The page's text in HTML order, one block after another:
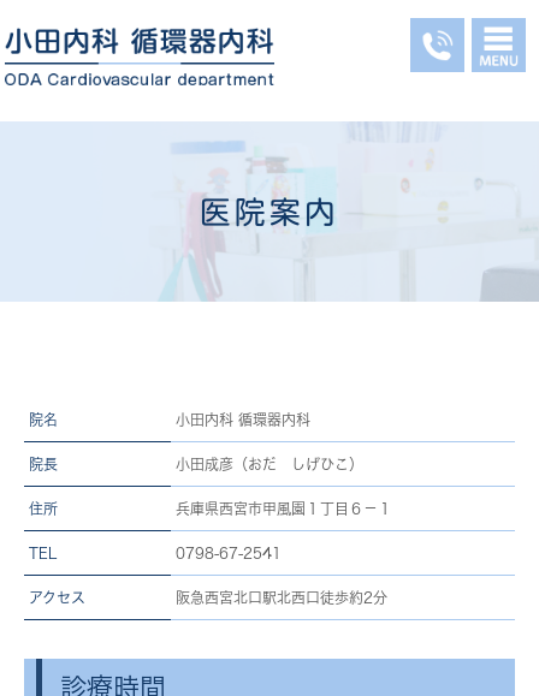
医院案内
院名 小田内科 循環器内科
院長 小田成彦（おだ しげひこ）
住所 兵庫県西宮市甲風園１丁目６－１
TEL 0798-67-2541
アクセス 阪急西宮北口駅北西口徒歩約2分
診療時間